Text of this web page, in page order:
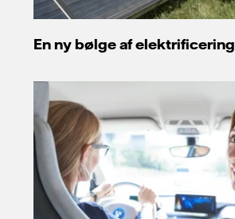
En ny bølge af elektrificering